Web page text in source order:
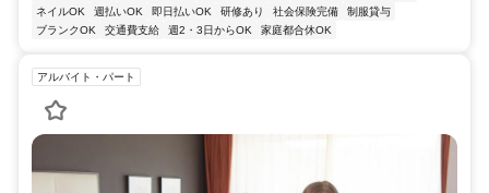
ネイルOK
週払いOK 即日払いOK 研修あり 社会保険完備
制服貸与
ブランクOK
交通費支給 週2・3日からOK 家庭都合休OK
アルバイト・パート